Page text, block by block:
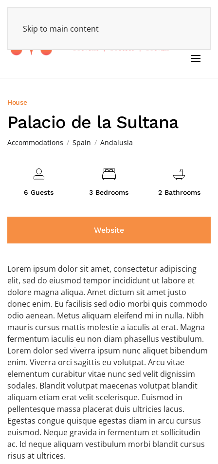
Skip to main content
House
Palacio de la Sultana
Accommodations Spain Andalusia
6 Guests 3 Bedrooms 2 Bathrooms
Website
Lorem ipsum dolor sit amet, consectetur adipiscing
elit, sed do eiusmod tempor incididunt ut labore et
dolore magna aliqua. Amet dictum sit amet justo
donec enim. Eu facilisis sed odio morbi quis commodo
odio aenean. Metus aliquam eleifend mi in nulla. Nibh
mauris cursus mattis molestie a iaculis at erat. Magna
fermentum iaculis eu non diam phasellus vestibulum.
Lorem dolor sed viverra ipsum nunc aliquet bibendum
enim. Viverra orci sagittis eu volutpat. Arcu vitae
elementum curabitur vitae nunc sed velit dignissim
sodales. Blandit volutpat maecenas volutpat blandit
aliquam etiam erat velit scelerisque. Euismod in
pellentesque massa placerat duis ultricies lacus.
Egestas congue quisque egestas diam in arcu cursus
euismod. Neque gravida in fermentum et sollicitudin
ac. Id neque aliquam vestibulum morbi blandit cursus
risus at ultrices.